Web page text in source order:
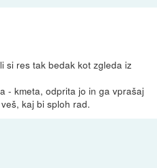
si res tak bedak kot zgleda iz
- kmeta, odprita jo in ga vprašaj
kaj bi sploh rad.